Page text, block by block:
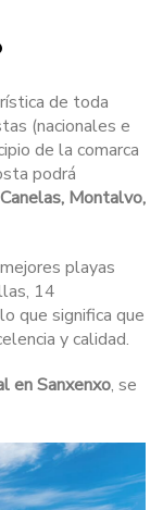
de toda
(nacionales e
de la comarca
podrá
Canelas, Montalvo,
playas
14
que significa que
y calidad.
en Sanxenxo, se